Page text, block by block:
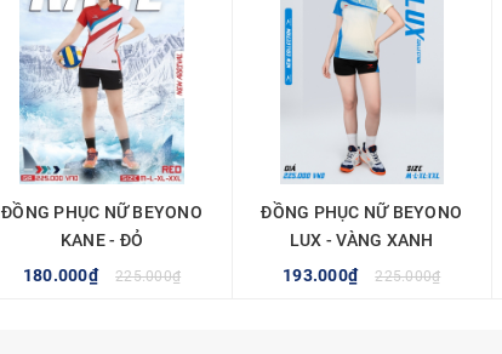
ĐỒNG PHỤC NỮ BEYONO
KANE - ĐỎ
180.000₫
225.000₫
ĐỒNG PHỤC NỮ BEYONO
LUX - VÀNG XANH
193.000₫
225.000₫